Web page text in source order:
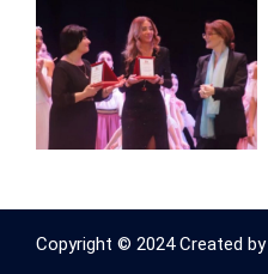
Copyright © 2024 Created by